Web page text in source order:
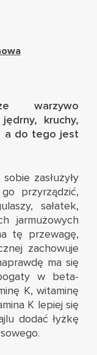
warzywo
kruchy,
a do tego jest
zasłużyły
przyrządzić,
sałatek,
jarmużowych
tę przewagę,
zachowuje
ma się
w beta-
K, witaminę
K lepiej się
dodać łyżkę